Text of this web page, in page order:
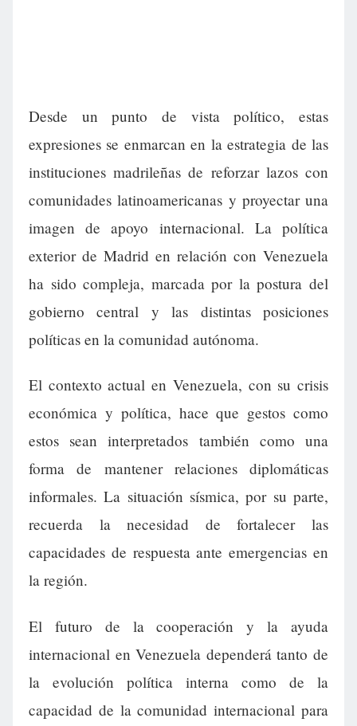
Desde un punto de vista político, estas
expresiones se enmarcan en la estrategia de las
instituciones madrileñas de reforzar lazos con
comunidades latinoamericanas y proyectar una
imagen de apoyo internacional. La política
exterior de Madrid en relación con Venezuela
ha sido compleja, marcada por la postura del
gobierno central y las distintas posiciones
políticas en la comunidad autónoma.
El contexto actual en Venezuela, con su crisis
económica y política, hace que gestos como
estos sean interpretados también como una
forma de mantener relaciones diplomáticas
informales. La situación sísmica, por su parte,
recuerda la necesidad de fortalecer las
capacidades de respuesta ante emergencias en
la región.
El futuro de la cooperación y la ayuda
internacional en Venezuela dependerá tanto de
la evolución política interna como de la
capacidad de la comunidad internacional para